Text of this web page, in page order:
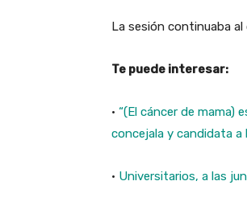
La sesión continuaba
Te puede interesar:
· “(El cáncer de mama)
concejala y candidata a
· Universitarios, a las